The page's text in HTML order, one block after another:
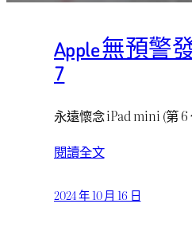
Apple 無預警
7
永遠懷念 iPad mini (第 6
閱讀全文
2024 年 10 月 16 日